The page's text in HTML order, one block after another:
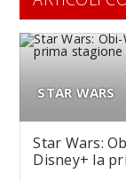
STAR WARS
Star Wars:
Disney+ la